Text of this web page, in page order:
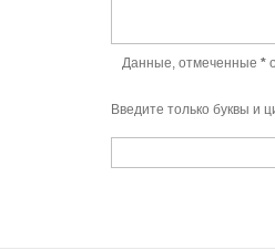
Данные, отмеченные *
Введите только буквы и